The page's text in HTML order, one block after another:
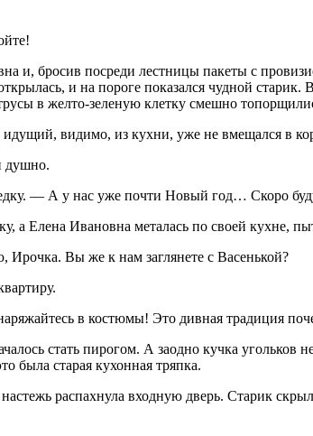
бросив посреди лестницы пакеты с
и на пороге показался чудной
в желто-зеленую клетку смешно
видимо, из кухни, уже не вмещался в
душно.
— А у нас уже почти Новый год… Скоро
а Елена Ивановна металась по своей кухне,
Вы же к нам заглянете с Васенькой?
в костюмы! Это дивная традиция
стать пирогом. А заодно кучка
была старая кухонная тряпка.
распахнула входную дверь. Старик